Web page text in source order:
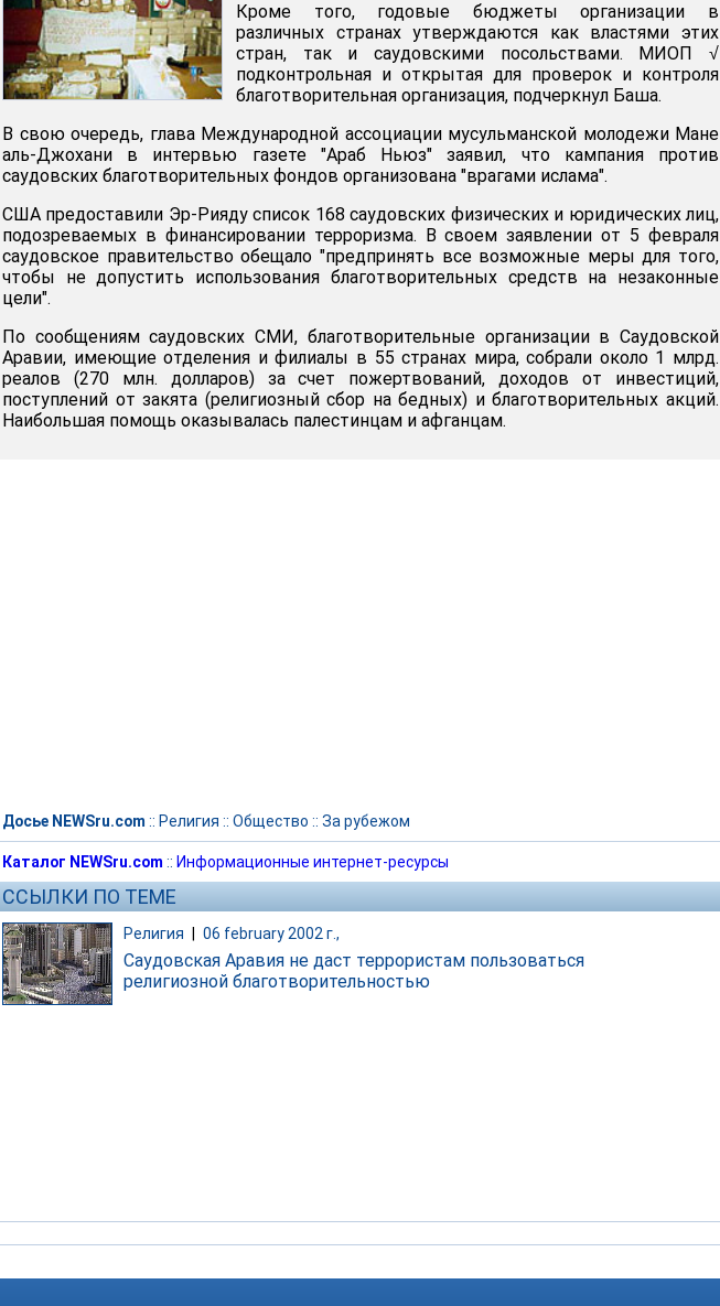
Кроме того, годовые бюджеты организации в
различных странах утверждаются как властями этих
стран, так и саудовскими посольствами. МИОП √
подконтрольная и открытая для проверок и контроля
благотворительная организация, подчеркнул Баша.
В свою очередь, глава Международной ассоциации мусульманской молодежи Мане
аль-Джохани в интервью газете "Араб Ньюз" заявил, что кампания против
саудовских благотворительных фондов организована "врагами ислама".
США предоставили Эр-Рияду список 168 саудовских физических и юридических лиц,
подозреваемых в финансировании терроризма. В своем заявлении от 5 февраля
саудовское правительство обещало "предпринять все возможные меры для того,
чтобы не допустить использования благотворительных средств на незаконные
цели".
По сообщениям саудовских СМИ, благотворительные организации в Саудовской
Аравии, имеющие отделения и филиалы в 55 странах мира, собрали около 1 млрд.
реалов (270 млн. долларов) за счет пожертвований, доходов от инвестиций,
поступлений от закята (религиозный сбор на бедных) и благотворительных акций.
Наибольшая помощь оказывалась палестинцам и афганцам.
Досье NEWSru.com :: Религия :: Общество :: За рубежом
Каталог NEWSru.com :: Информационные интернет-ресурсы
ССЫЛКИ ПО ТЕМЕ
Религия 06 february 2002 г.,
Саудовская Аравия не даст террористам пользоваться
религиозной благотворительностью